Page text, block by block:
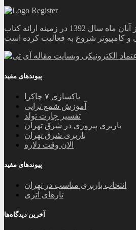
وبسایت مقاله آی تی از آبان ماه سال 1392 در زمینه ارائه کتاب
پیوندهای مفید
پاکسازی ۷ چاکرا
آموزش شمع تراپی
تفسیر چارت تولد
باربری پیروزی در شرق تهران
باربری شرق تهران
الان وقت دلاره
پیوندهای مفید
انتخاب باربری مناسب در تهران
تارهای اتری
آخرین دیدگاه‌ها